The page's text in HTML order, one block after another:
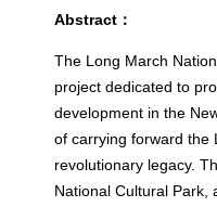
Abstract：
The Long March
project dedicated to
development in the
of carrying forward the
revolutionary legacy.
National Cultural Park,